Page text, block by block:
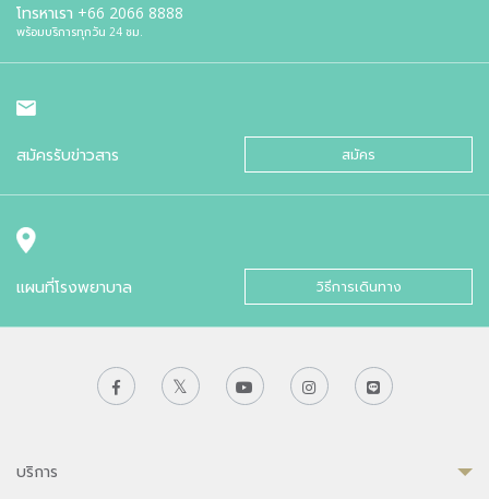
โทรหาเรา +66 2066 8888
พร้อมบริการทุกวัน 24 ชม.
สมัครรับข่าวสาร สมัคร
แผนที่โรงพยาบาล วิธีการเดินทาง
บริการ